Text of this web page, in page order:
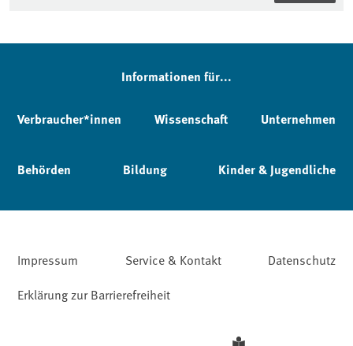
Informationen für...
Verbraucher*innen Wissenschaft Unternehmen
Behörden Bildung Kinder & Jugendliche
Impressum Service & Kontakt
Datenschutz
Erklärung zur Barrierefreiheit